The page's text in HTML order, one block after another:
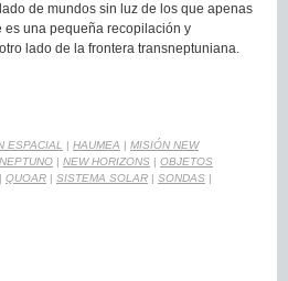
de mundos sin luz de los que apenas
es una pequeña recopilación y
lado de la frontera transneptuniana.
ESPACIAL | HAUMEA | MISIÓN NEW
NEPTUNO | NEW HORIZONS | OBJETOS
| QUOAR | SISTEMA SOLAR | SONDAS |